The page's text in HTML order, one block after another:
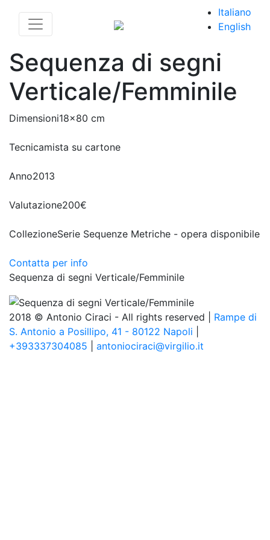
Italiano
English
Sequenza di segni
Verticale/Femminile
Dimensioni18x80 cm
Tecnicamista su cartone
Anno2013
Valutazione200€
CollezioneSerie Sequenze Metriche - opera disponibile
Contatta per info
Sequenza di segni Verticale/Femminile
2018 © Antonio Ciraci - All rights reserved | Rampe di
S. Antonio a Posillipo, 41 - 80122 Napoli
+393337304085
antoniociraci@virgilio.it